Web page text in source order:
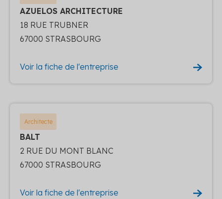
AZUELOS ARCHITECTURE
18 RUE TRUBNER
67000 STRASBOURG
Voir la fiche de l'entreprise
Architecte
BALT
2 RUE DU MONT BLANC
67000 STRASBOURG
Voir la fiche de l'entreprise